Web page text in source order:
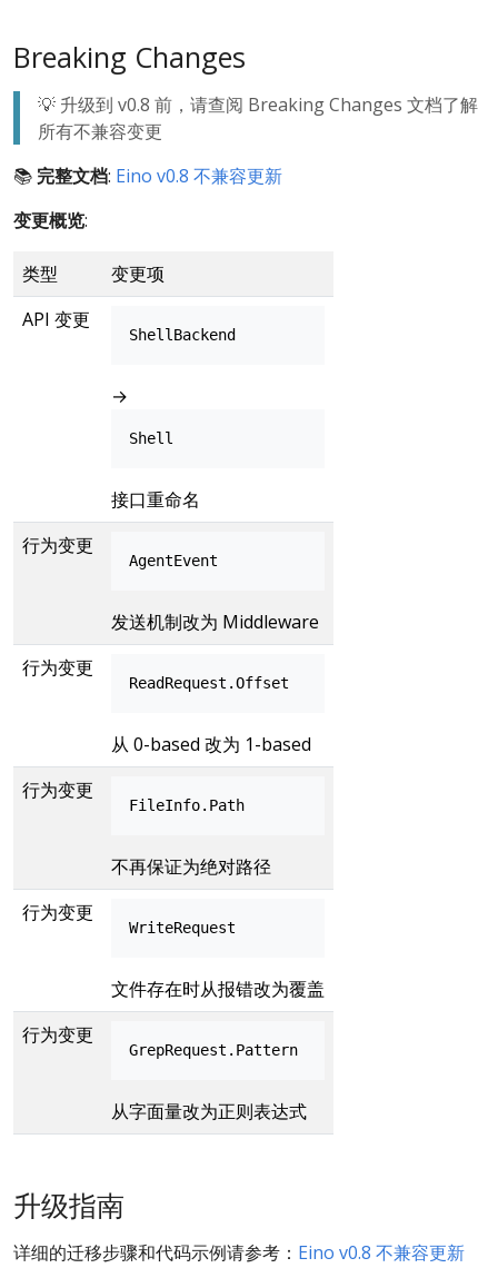
Breaking Changes
💡 升级到 v0.8 前，请查阅 Breaking Changes 文档了解
所有不兼容变更
📚 完整文档: Eino v0.8 不兼容更新
变更概览:
类型
变更项
API 变更
ShellBackend
→
Shell
接口重命名
行为变更
AgentEvent
发送机制改为 Middleware
行为变更
ReadRequest.Offset
从 0-based 改为 1-based
行为变更
FileInfo.Path
不再保证为绝对路径
行为变更
WriteRequest
文件存在时从报错改为覆盖
行为变更
GrepRequest.Pattern
从字面量改为正则表达式
升级指南
详细的迁移步骤和代码示例请参考： Eino v0.8 不兼容更新